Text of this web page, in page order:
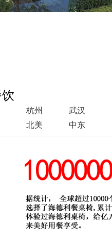
杭州 武汉
北美
中东